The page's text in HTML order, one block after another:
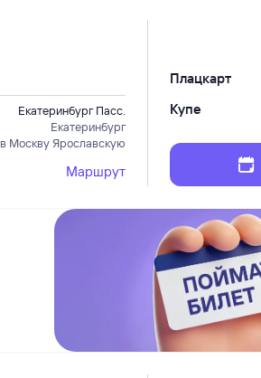
Екатеринбург Пасс.
Екатеринбург
в Москву Ярославскую
Маршрут
Плацкарт
Купе